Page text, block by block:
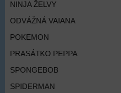
NINJA ŽELVY
ODVÁŽNÁ VAIANA
POKEMON
PRASÁTKO PEPPA
SPONGEBOB
SPIDERMAN